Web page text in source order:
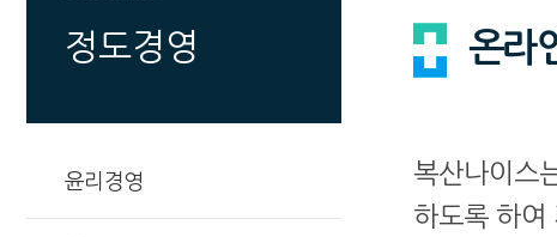
정도경영
윤리경영
온라
복산나이스
하도록 하여